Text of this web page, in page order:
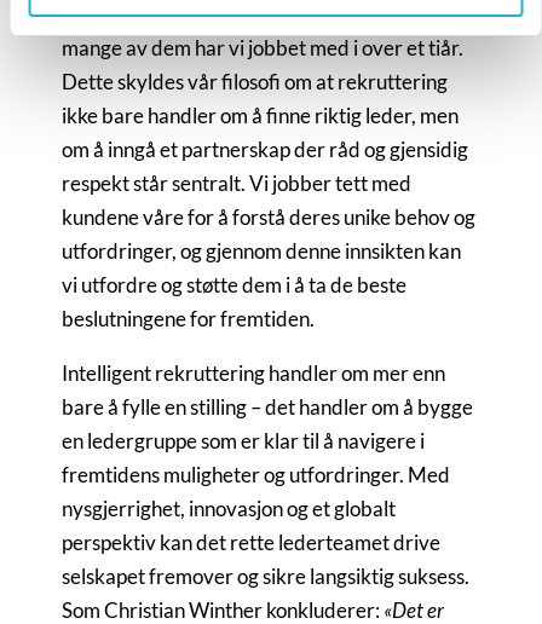
Våre relasjoner med kunder er langvarige, og
mange av dem har vi jobbet med i over et tiår.
Dette skyldes vår filosofi om at rekruttering
ikke bare handler om å finne riktig leder, men
om å inngå et partnerskap der råd og gjensidig
respekt står sentralt. Vi jobber tett med
kundene våre for å forstå deres unike behov og
utfordringer, og gjennom denne innsikten kan
vi utfordre og støtte dem i å ta de beste
beslutningene for fremtiden.
Intelligent rekruttering handler om mer enn
bare å fylle en stilling – det handler om å bygge
en ledergruppe som er klar til å navigere i
fremtidens muligheter og utfordringer. Med
nysgjerrighet, innovasjon og et globalt
perspektiv kan det rette lederteamet drive
selskapet fremover og sikre langsiktig suksess.
Som Christian Winther konkluderer:«Det er